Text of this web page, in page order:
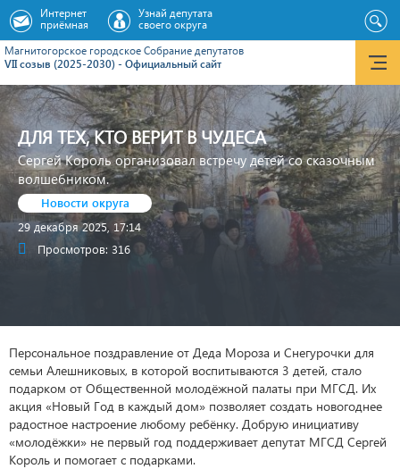
Магнитогорское городское Cобрание депутатов
VII созыв (2025-2030) - Официальный сайт
Интернет
приёмная
Узнай депутата
своего округа
ДЛЯ ТЕХ, КТО ВЕРИТ В ЧУДЕСА
Сергей Король организовал встречу детей со сказочным
волшебником.
Новости округа
29 декабря 2025, 17:14
Просмотров: 316
Персональное поздравление от Деда Мороза и Снегурочки для
семьи Алешниковых, в которой воспитываются 3 детей, стало
подарком от Общественной молодёжной палаты при МГСД. Их
акция «Новый Год в каждый дом» позволяет создать новогоднее
радостное настроение любому ребёнку. Добрую инициативу
«молодёжки» не первый год поддерживает депутат МГСД Сергей
Король и помогает с подарками.